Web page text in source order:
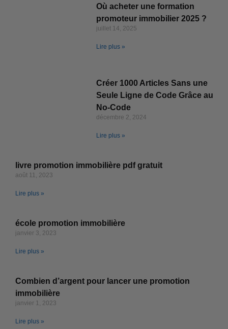
Où acheter une formation
promoteur immobilier 2025 ?
juillet 14, 2025
Lire plus »
Créer 1000 Articles Sans une
Seule Ligne de Code Grâce au
No-Code
décembre 2, 2024
Lire plus »
livre promotion immobilière pdf gratuit
août 11, 2023
Lire plus »
école promotion immobilière
janvier 3, 2023
Lire plus »
Combien d’argent pour lancer une promotion
immobilière
janvier 1, 2023
Lire plus »